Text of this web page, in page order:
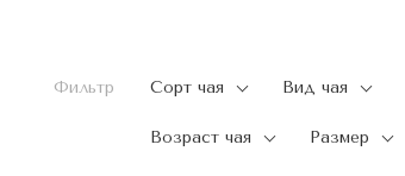
Фильтр Сорт чая Вид чая
Возраст чая Размер